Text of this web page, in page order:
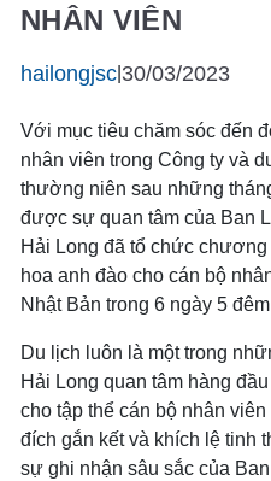
NHÂN VIÊN
hailongjsc 30/03/2023
Với mục tiêu chăm sóc đến
nhân viên trong Công ty và
thường niên sau những
được sự quan tâm của Ban
Hải Long đã tổ chức
hoa anh đào cho cán bộ
Nhật Bản trong 6 ngày 5
Du lịch luôn là một trong
Hải Long quan tâm hàng
cho tập thể cán bộ nhân
đích gắn kết và khích lệ tinh
sự ghi nhận sâu sắc của